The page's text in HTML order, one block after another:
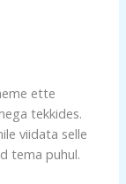
ette
tekkides.
viidata selle
tema puhul.